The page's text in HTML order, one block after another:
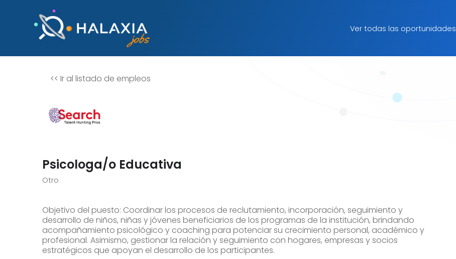
Ver todas las oportunidades
<< Ir al listado de empleos
Psicologa/o Educativa
Otro
Objetivo del puesto: Coordinar los procesos de reclutamiento, incorporación, seguimiento y
desarrollo de niños, niñas y jóvenes beneficiarios de los programas de la institución, brindando
acompañamiento psicológico y coaching para potenciar su crecimiento personal, académico y
profesional. Asimismo, gestionar la relación y seguimiento con hogares, empresas y socios
estratégicos que apoyan el desarrollo de los participantes.